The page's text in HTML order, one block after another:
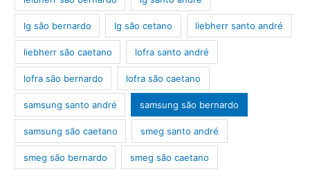
lg são bernardo lg são cetano liebherr santo andré
liebherr são caetano lofra santo andré
lofra são bernardo lofra são caetano
samsung santo andré samsung são bernardo
samsung são caetano smeg santo andré
smeg são bernardo smeg são caetano